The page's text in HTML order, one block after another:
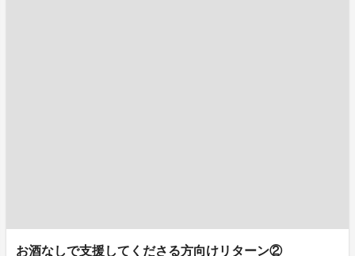
お酒なしで支援してくださる方向けリターン②